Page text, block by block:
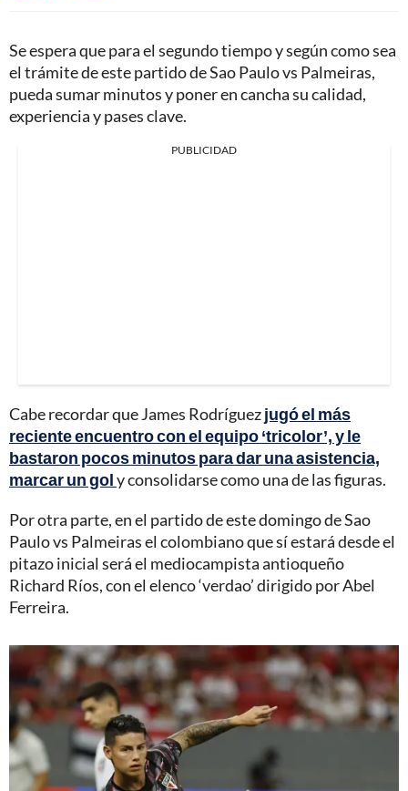
Se espera que para el segundo tiempo y según como sea
el trámite de este partido de Sao Paulo vs Palmeiras,
pueda sumar minutos y poner en cancha su calidad,
experiencia y pases clave.
PUBLICIDAD
Cabe recordar que James Rodríguezjugó el más
reciente encuentro con el equipo ‘tricolor’, y le
bastaron pocos minutos para dar una asistencia,
marcar un goly consolidarse como una de las figuras.
Por otra parte, en el partido de este domingo de Sao
Paulo vs Palmeiras el colombiano que sí estará desde el
pitazo inicial será el mediocampista antioqueño
Richard Ríos, con el elenco ‘verdao’ dirigido por Abel
Ferreira.